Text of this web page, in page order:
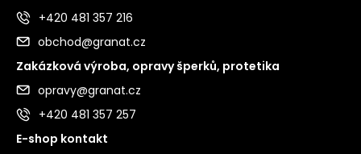
+420 481 357 216
obchod@granat.cz
Zakázková výroba, opravy šperků, protetika
opravy@granat.cz
+420 481 357 257
E-shop kontakt